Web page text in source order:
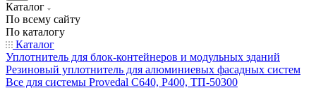
Каталог
По всему сайту
По каталогу
Каталог
Уплотнитель для блок-контейнеров и модульных зданий
Резиновый уплотнитель для алюминиевых фасадных систем
Все для системы Provedal С640, Р400, ТП-50300